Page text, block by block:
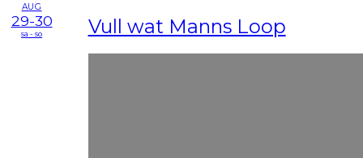
AUG
29-30
sa - so Vull wat Manns Loop